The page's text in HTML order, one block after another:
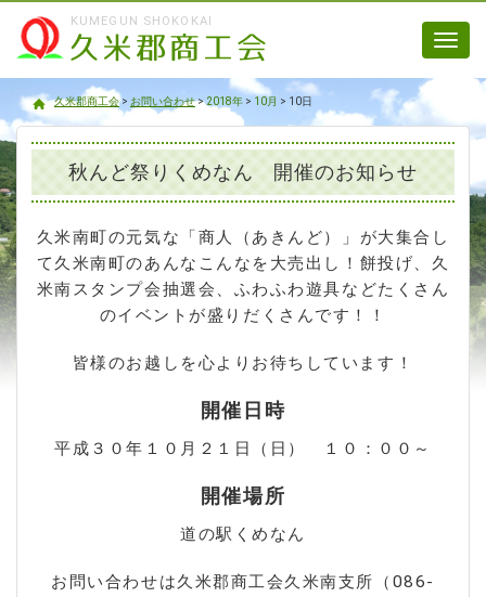
KUMEGUN SHOKOKAI
久米郡商工会
久米郡商工会> お問い合わせ>2018年 > 10月 > 10日
秋んど祭りくめなん 開催のお知らせ
久米南町の元気な「商人（あきんど）」が大集合し
て久米南町のあんなこんなを大売出し！餅投げ、久
米南スタンプ会抽選会、ふわふわ遊具などたくさん
のイベントが盛りだくさんです！！
皆様のお越しを心よりお待ちしています！
開催日時
平成３０年１０月２１日（日） １０：００～
開催場所
道の駅くめなん
お問い合わせは久米郡商工会久米南支所（086-